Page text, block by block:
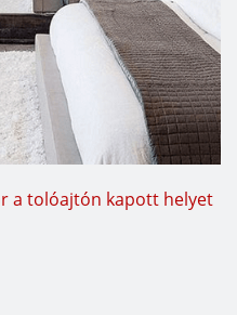
a tolóajtón kapott helyet